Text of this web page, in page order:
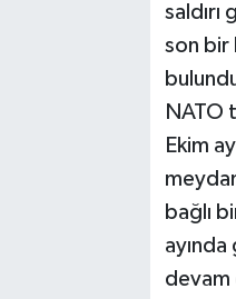
saldırı
son bir
NATO
Ekim
bağlı
devam